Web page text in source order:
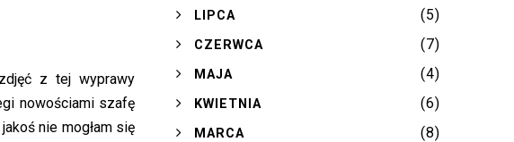
z tej wyprawy
nowościami szafę
nie mogłam się
►LIPCA (5)
►CZERWCA (7)
►MAJA (4)
►KWIETNIA (6)
►MARCA (8)